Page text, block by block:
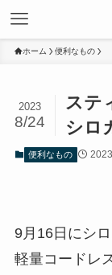
ホーム 便利なもの
ステ
シロ
2023
8/24
便利なもの
9月16日にシ
軽量コードレ